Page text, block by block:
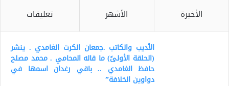
الأخيرة الأشهر تعليقات
الأديب والكاتب .جمعان الكرت الغامدي . ينشر
(الحلقة الأولىً) ما قاله المحامي . محمد مصلح
حافظ الغامدي .. باقي رغدان اسمها في
دواوين الخلافة”